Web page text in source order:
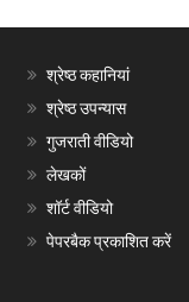
श्रेष्ठ कहानियां
श्रेष्ठ उपन्यास
गुजराती वीडियो
लेखकों
शॉर्ट वीडियो
पेपरबैक प्रकाशित करें